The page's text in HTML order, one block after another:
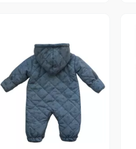
Vista Previa